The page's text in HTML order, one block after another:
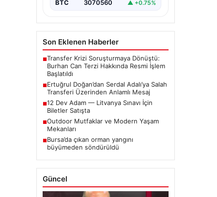
BTC 3070560 ▲ +0.75%
Son Eklenen Haberler
■Transfer Krizi Soruşturmaya Dönüştü:
Burhan Can Terzi Hakkında Resmi İşlem
Başlatıldı
■Ertuğrul Doğan’dan Serdal Adalı’ya Salah
Transferi Üzerinden Anlamlı Mesaj
■12 Dev Adam — Litvanya Sınavı İçin
Biletler Satışta
■Outdoor Mutfaklar ve Modern Yaşam
Mekanları
■Bursa’da çıkan orman yangını
büyümeden söndürüldü
Güncel